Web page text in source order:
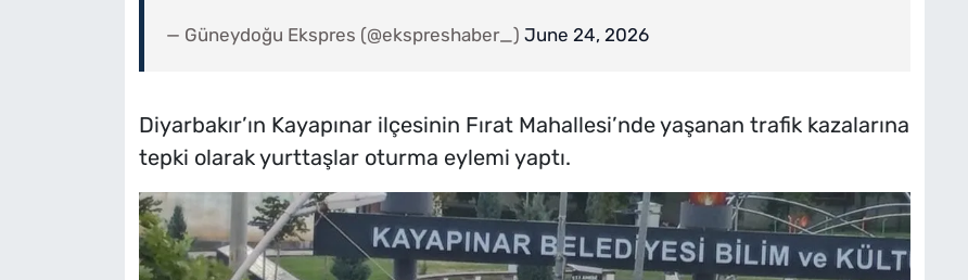
— Güneydoğu Ekspres (@ekspreshaber_) June 24, 2026
Diyarbakır’ın Kayapınar ilçesinin Fırat Mahallesi’nde yaşanan trafik kazalarına
tepki olarak yurttaşlar oturma eylemi yaptı.